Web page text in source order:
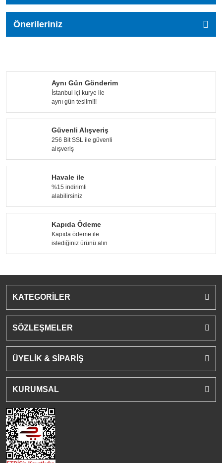
Önerileriniz
Aynı Gün Gönderim
İstanbul içi kurye ile
aynı gün teslim!!!
Güvenli Alışveriş
256 Bit SSL ile güvenli
alışveriş
Havale ile
%15 indirimli
alabilirsiniz
Kapıda Ödeme
Kapıda ödeme ile
istediğiniz ürünü alın
KATEGORİLER
SÖZLEŞMELER
ÜYELİK & SİPARİŞ
KURUMSAL